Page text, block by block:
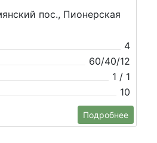
пос., Пионерская
4
60/40/12
1 / 1
10
Подробнее